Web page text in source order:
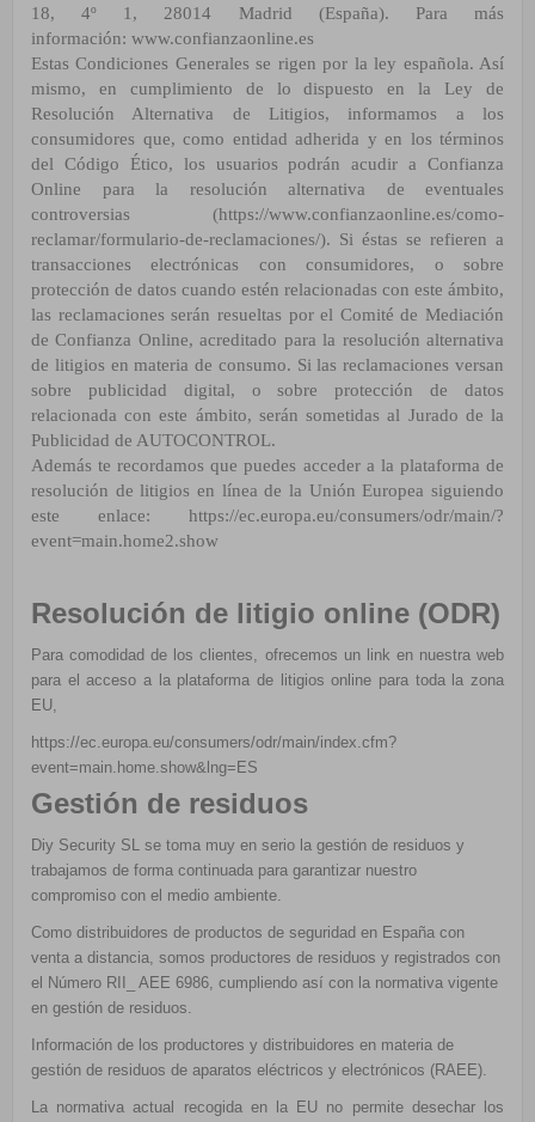
18, 4º 1, 28014 Madrid (España). Para más
información: www.confianzaonline.es
Estas Condiciones Generales se rigen por la ley española. Así
mismo, en cumplimiento de lo dispuesto en la Ley
de
Resolución Alternativa de Litigios, informamos a los
consumidores que, como entidad adherida y en los términos
del
Código Ético,
los usuarios podrán acudir a Confianza
Online para la resolución alternativa de
eventuales
controversias (https://www.confianzaonline.es/como-
reclamar/formulario-de-reclamaciones/). Si éstas se refieren a
transacciones electrónicas con consumidores, o sobre
protección de datos cuando estén relacionadas con este ámbito,
las reclamaciones serán resueltas por el Comité de Mediación
de Confianza Online, acreditado para la resolución alternativa
de litigios en materia de consumo. Si las reclamaciones versan
sobre publicidad digital, o sobre protección de datos
relacionada con este ámbito, serán sometidas al Jurado de la
Publicidad de AUTOCONTROL.
Además te recordamos que puedes acceder a la plataforma de
resolución de litigios en línea de la Unión Europea siguiendo
este enlace:
https://ec.europa.eu/consumers/odr/main/?
event=main.home2.show
Resolución de litigio online (ODR)
Para comodidad de los clientes, ofrecemos un link en nuestra web
para el acceso a la plataforma de litigios online para toda la zona
EU,
https://ec.europa.eu/consumers/odr/main/index.cfm?
event=main.home.show&lng=ES
Gestión de residuos
Diy Security SL se toma muy en serio la gestión de residuos y
trabajamos de forma continuada para garantizar nuestro
compromiso con el medio ambiente.
Como distribuidores de productos de seguridad en España con
venta a distancia, somos productores de residuos y registrados con
el Número RII_ AEE 6986, cumpliendo así con la normativa vigente
en gestión de residuos.
Información de los productores y distribuidores en materia de
gestión de residuos de aparatos eléctricos y electrónicos (RAEE).
La normativa actual recogida en la EU no permite desechar los